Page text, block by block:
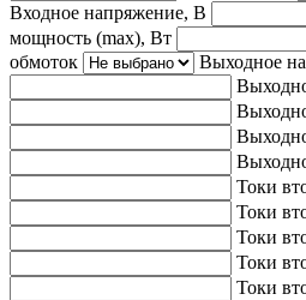
Входное напряжение, В
мощность (max), Вт
обмоток
Выходное
Токи
Токи
Токи
Токи
Токи